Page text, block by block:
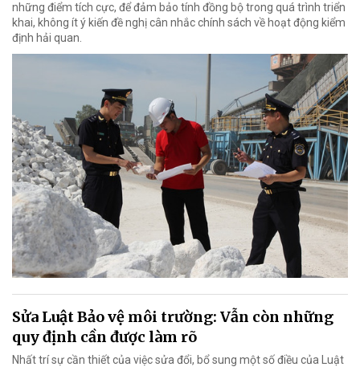
những điểm tích cực, để đảm bảo tính đồng bộ trong quá trình triển
khai, không ít ý kiến đề nghị cân nhắc chính sách về hoạt động kiểm
định hải quan.
Sửa Luật Bảo vệ môi trường: Vẫn còn những
quy định cần được làm rõ
Nhất trí sự cần thiết của việc sửa đổi, bổ sung một số điều của Luật